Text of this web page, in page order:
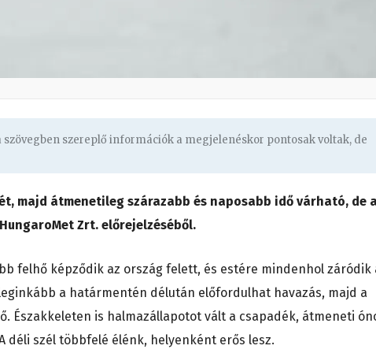
szövegben szereplő információk a megjelenéskor pontosak voltak, de
majd átmenetileg szárazabb és naposabb idő várható, de
Zrt. előrejelzéséből.
felhő képződik az ország felett, és estére mindenhol záródik
a határmentén délután előfordulhat havazás, majd a
Északkeleten is halmazállapotot vált a csapadék, átmeneti
déli szél többfelé élénk, helyenként erős lesz.